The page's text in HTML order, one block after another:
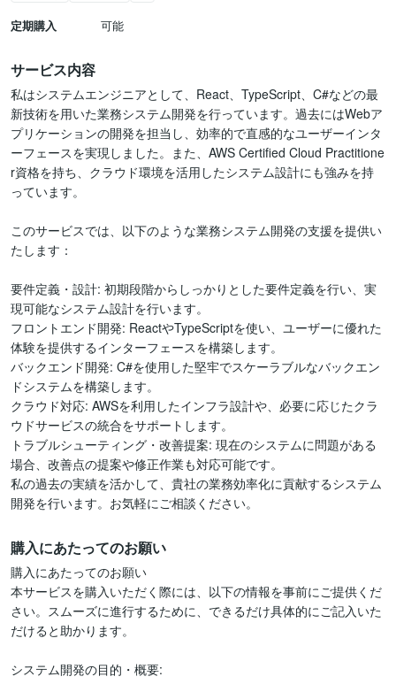
定期購入 可能
サービス内容
私はシステムエンジニアとして、React、TypeScript、C#などの最
新技術を用いた業務システム開発を行っています。過去にはWebア
プリケーションの開発を担当し、効率的で直感的なユーザーインタ
ーフェースを実現しました。また、AWS Certified Cloud Practitione
r資格を持ち、クラウド環境を活用したシステム設計にも強みを持
っています。
このサービスでは、以下のような業務システム開発の支援を提供い
たします：
要件定義・設計: 初期段階からしっかりとした要件定義を行い、実
現可能なシステム設計を行います。
フロントエンド開発: ReactやTypeScriptを使い、ユーザーに優れた
体験を提供するインターフェースを構築します。
バックエンド開発: C#を使用した堅牢でスケーラブルなバックエン
ドシステムを構築します。
クラウド対応: AWSを利用したインフラ設計や、必要に応じたクラ
ウドサービスの統合をサポートします。
トラブルシューティング・改善提案: 現在のシステムに問題がある
場合、改善点の提案や修正作業も対応可能です。
私の過去の実績を活かして、貴社の業務効率化に貢献するシステム
開発を行います。お気軽にご相談ください。
購入にあたってのお願い
購入にあたってのお願い
本サービスを購入いただく際には、以下の情報を事前にご提供くだ
さい。スムーズに進行するために、できるだけ具体的にご記入いた
だけると助かります。
システム開発の目的・概要: